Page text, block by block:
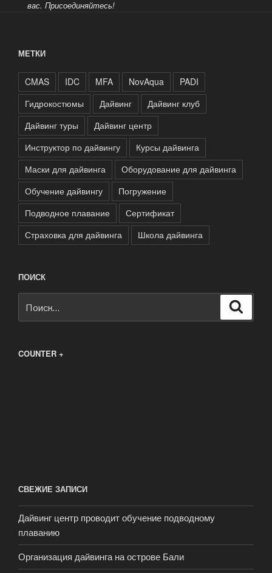
вас. Присоединяйтесь!
МЕТКИ
CMAS IDC MFA NovAqua
PADI
Гидрокостюмы
Дайвинг
Дайвинг клуб
Дайвинг туры
Дайвинг центр
Инструктор по дайвингу
Курсы дайвинга
Маски для дайвинга
Оборудование для дайвинга
Обучение дайвингу
Погружение
Подводное плавание
Сертификат
Страховка для дайвинга
Школа дайвинга
ПОИСК
COUNTER +
СВЕЖИЕ ЗАПИСИ
Дайвинг центр проводит обучение подводному
плаванию
Организация дайвинга на острове Бали